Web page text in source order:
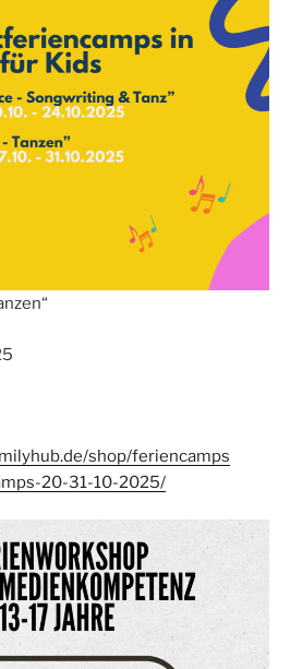
shop/feriencamps
20-31-10-2025/